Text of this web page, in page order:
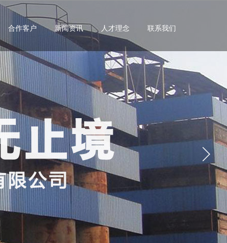
合作客户 新闻资讯 人才理念 联系我们